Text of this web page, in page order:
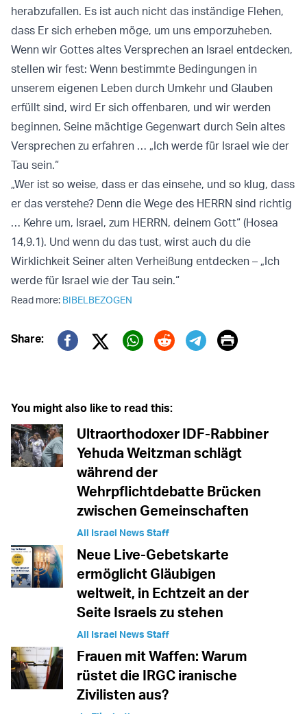
herabzufallen. Es ist auch nicht das inständige Flehen,
dass Er sich erheben möge, um uns emporzuheben.
Wenn wir Gottes altes Versprechen an Israel entdecken,
stellen wir fest: Wenn bestimmte Bedingungen in
unserem eigenen Leben durch Umkehr und Glauben
erfüllt sind, wird Er sich offenbaren, und wir werden
beginnen, Seine mächtige Gegenwart durch Sein altes
Versprechen zu erfahren … „Ich werde für Israel wie der
Tau sein.“
„Wer ist so weise, dass er das einsehe, und so klug, dass
er das verstehe? Denn die Wege des HERRN sind richtig
… Kehre um, Israel, zum HERRN, deinem Gott“ (Hosea
14,9.1). Und wenn du das tust, wirst auch du die
Wirklichkeit Seiner alten Verheißung entdecken – „Ich
werde für Israel wie der Tau sein.“
Read more: BIBELBEZOGEN
Share:
Twitter (X)
Print
You might also like to read this:
Ultraorthodoxer IDF-Rabbiner
Yehuda Weitzman schlägt
während der
Wehrpflichtdebatte Brücken
zwischen Gemeinschaften
All Israel News Staff
Neue Live-Gebetskarte
ermöglicht Gläubigen
weltweit, in Echtzeit an der
Seite Israels zu stehen
All Israel News Staff
Frauen mit Waffen: Warum
rüstet die IRGC iranische
Zivilisten aus?